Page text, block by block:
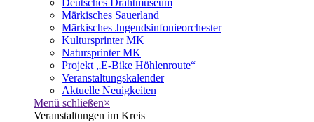
Deutsches Drahtmuseum
Märkisches Sauerland
Märkisches Jugendsinfonieorchester
Kultursprinter MK
Natursprinter MK
Projekt „E-Bike Höhlenroute“
Veranstaltungskalender
Aktuelle Neuigkeiten
Menü schließen×
Veranstaltungen im Kreis